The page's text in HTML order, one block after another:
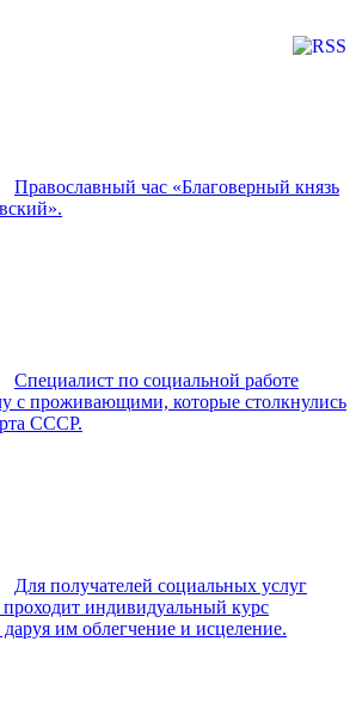
Православный час «Благоверный князь
Специалист по социальной работе
с проживающими, которые столкнулись
СССР.
Для получателей социальных услуг
индивидуальный курс
им облегчение и исцеление.